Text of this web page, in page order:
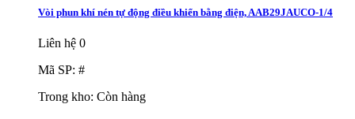
Vòi phun khí nén tự động điều khiển bằng điện, AAB29JAUCO-1/4
Liên hệ 0
Mã SP: #
Trong kho: Còn hàng